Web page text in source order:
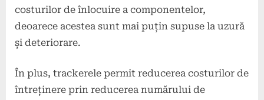
costurilor de înlocuire a componentelor,
deoarece acestea sunt mai puțin supuse la uzură
și deteriorare.
În plus, trackerele permit reducerea costurilor de
întreținere prin reducerea numărului de